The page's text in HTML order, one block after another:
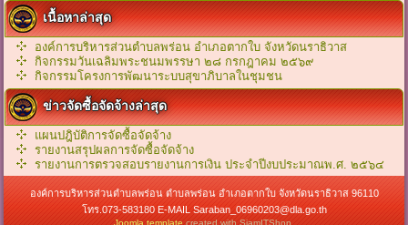
เนื้อหาล่าสุด
องค์การบริหารส่วนตำบลพร่อน อำเภอตากใบ จังหวัดนราธิวาส
กิจกรรมวันเฉลิมพระชนมพรรษา ๒๘ กรกฎาคม ๒๕๖๙
กิจกรรมโครงการพัฒนาระบบสุขาภิบาลในชุมชน
ข่าวจัดซื้อจัดจ้างล่าสุด
แผนปฎิบัติการจัดซื้อจัดจ้าง
รายงานสรุปผลการจัดซื้อจัดจ้าง
รายงานการตรวจสอบรายงานการเงิน ประจำปีงบประมาณพ.ศ. ๒๕๖๔
องค์การบริหารส่วนตำบลพร่อน ตำบลพร่อน อำเภอตากใบ จังหวัดนราธิวาส 96110
โทร.073-583180 E-MAIL Saraban_06960203@dla.go.th
Joomla template created with SiamITShop.